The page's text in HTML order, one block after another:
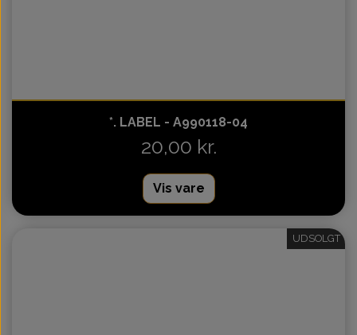
*. LABEL - A990118-04
20,00 kr.
Vis vare
UDSOLGT